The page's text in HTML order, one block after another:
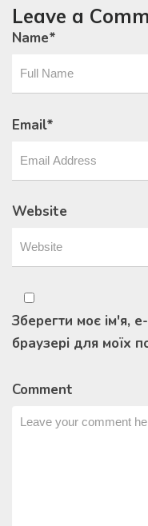
Leave a
Name*
Email*
Website
Зберегти моє ім'я,
браузері для моїх
Comment